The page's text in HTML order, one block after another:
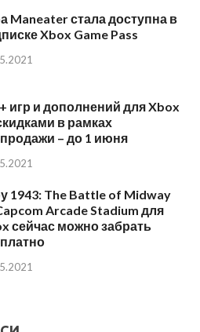
Maneater стала доступна в
Xbox Game Pass
игр и дополнений для Xbox
в рамках
– до 1 июня
1943: The Battle of Midway
Arcade Stadium для
сейчас можно забрать